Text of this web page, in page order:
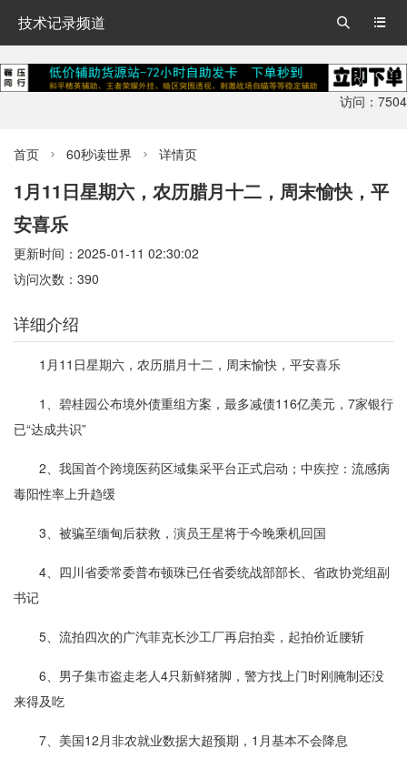
技术记录频道 

访问：7504
首页  60秒读世界  详情页
1月11日星期六，农历腊月十二，周末愉快，平
安喜乐
更新时间：2025-01-11 02:30:02
访问次数：390
详细介绍
1月11日星期六，农历腊月十二，周末愉快，平安喜乐
1、碧桂园公布境外债重组方案，最多减债116亿美元，7家银行
已“达成共识”
2、我国首个跨境医药区域集采平台正式启动；中疾控：流感病
毒阳性率上升趋缓
3、被骗至缅甸后获救，演员王星将于今晚乘机回国
4、四川省委常委普布顿珠已任省委统战部部长、省政协党组副
书记
5、流拍四次的广汽菲克长沙工厂再启拍卖，起拍价近腰斩
6、男子集市盗走老人4只新鲜猪脚，警方找上门时刚腌制还没
来得及吃
7、美国12月非农就业数据大超预期，1月基本不会降息